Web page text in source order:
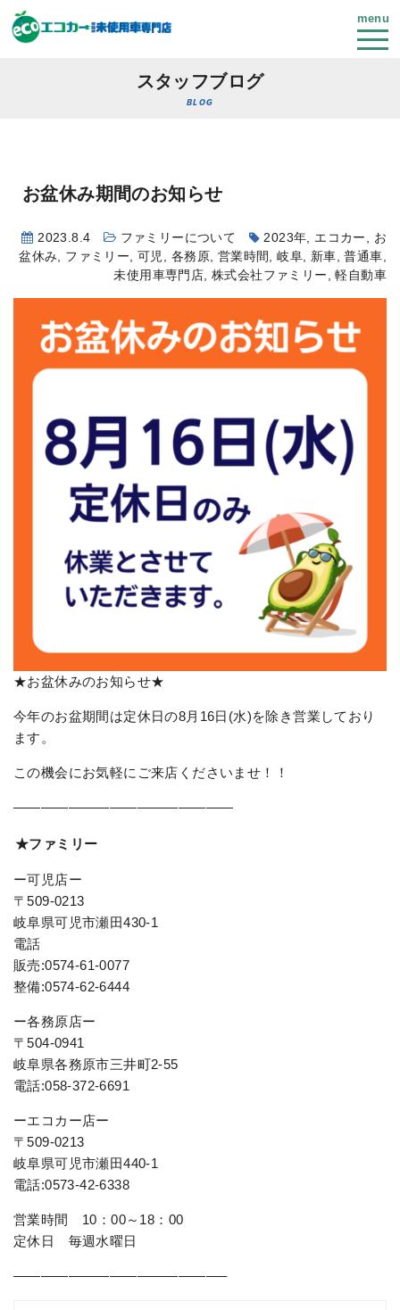
menu
スタッフブログ
BLOG
お盆休み期間のお知らせ
2023.8.4 ファミリーについて 2023年, エコカー , お
盆休み, ファミリー,可児, 各務原, 営業時間 ,岐阜, 新車,普通車,
未使用車専門店, 株式会社ファミリー ,軽自動車
★お盆休みのお知らせ★
今年のお盆期間は定休日の8月16日(水)を除き営業しており
ます。
この機会にお気軽にご来店くださいませ！！
————————————————
★ファミリー
ー可児店ー
〒509-0213
岐阜県可児市瀬田430-1
電話
販売:0574-61-0077
整備:0574-62-6444
ー各務原店ー
〒504-0941
岐阜県各務原市三井町2-55
電話:058-372-6691
ーエコカー店ー
〒509-0213
岐阜県可児市瀬田440-1
電話:0573-42-6338
営業時間 10：00～18：00
定休日 毎週水曜日
———————————————–